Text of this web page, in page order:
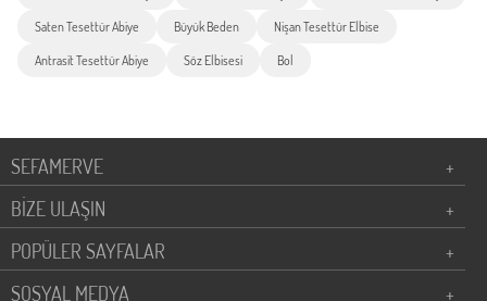
Saten Tesettür Abiye Büyük Beden Nişan Tesettür Elbise
Antrasit Tesettür Abiye Söz Elbisesi Bol
SEFAMERVE
+
BİZE ULAŞIN
+
POPÜLER SAYFALAR
+
SOSYAL MEDYA
+